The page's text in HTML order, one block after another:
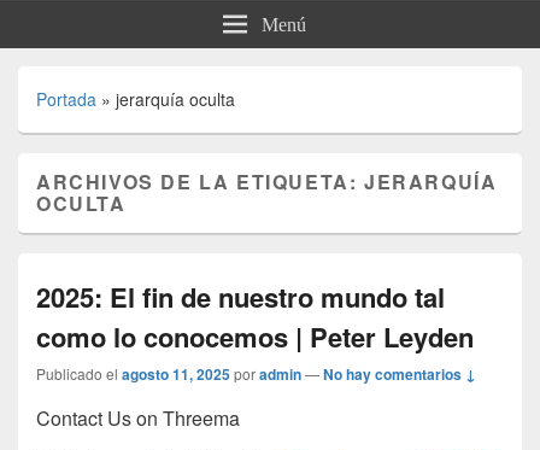
Menú
Portada » jerarquía oculta
ARCHIVOS DE LA ETIQUETA:JERARQUÍA
OCULTA
2025: El fin de nuestro mundo tal
como lo conocemos | Peter Leyden
Publicado el agosto 11, 2025poradmin—No hay comentarios ↓
Contact Us on Threema